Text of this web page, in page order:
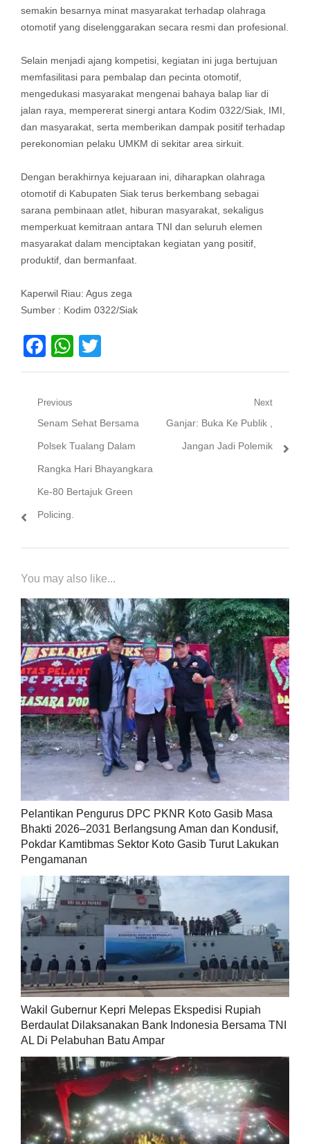
semakin besarnya minat masyarakat terhadap olahraga
otomotif yang diselenggarakan secara resmi dan profesional.
Selain menjadi ajang kompetisi, kegiatan ini juga bertujuan
memfasilitasi para pembalap dan pecinta otomotif,
mengedukasi masyarakat mengenai bahaya balap liar di
jalan raya, mempererat sinergi antara Kodim 0322/Siak, IMI,
dan masyarakat, serta memberikan dampak positif terhadap
perekonomian pelaku UMKM di sekitar area sirkuit.
Dengan berakhirnya kejuaraan ini, diharapkan olahraga
otomotif di Kabupaten Siak terus berkembang sebagai
sarana pembinaan atlet, hiburan masyarakat, sekaligus
memperkuat kemitraan antara TNI dan seluruh elemen
masyarakat dalam menciptakan kegiatan yang positif,
produktif, dan bermanfaat.
Kaperwil Riau: Agus zega
Sumber : Kodim 0322/Siak
Facebook
WhatsApp
Navigasi
pos
Previous
Previous
post:
Senam Sehat Bersama
Polsek Tualang Dalam
Rangka Hari Bhayangkara
Ke-80 Bertajuk Green
Policing.
Next
Next
post:
Ganjar: Buka Ke Publik ,
Jangan Jadi Polemik
You may also like...
Pelantikan Pengurus DPC PKNR Koto Gasib Masa
Bhakti 2026–2031 Berlangsung Aman dan Kondusif,
Pokdar Kamtibmas Sektor Koto Gasib Turut Lakukan
Pengamanan
Wakil Gubernur Kepri Melepas Ekspedisi Rupiah
Berdaulat Dilaksanakan Bank Indonesia Bersama TNI
AL Di Pelabuhan Batu Ampar